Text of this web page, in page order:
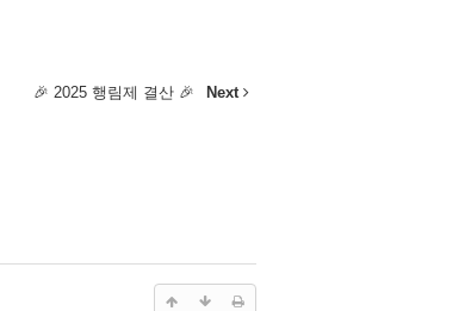
🎉 2025 행림제 결산 🎉 Next